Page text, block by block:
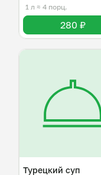
1 л ≈ 4 порц.
280 ₽
Турецкий суп